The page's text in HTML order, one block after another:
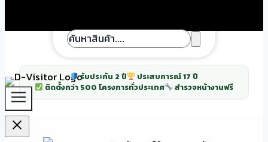
รับประกัน 2 ปี
ประสบการณ์ 17 ปี
ติดตั้งกว่า 500 โครงการทั่วประเทศ
สำรวจหน้างานฟรี